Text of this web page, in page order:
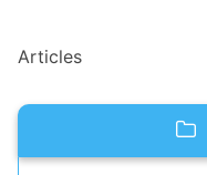
Articles